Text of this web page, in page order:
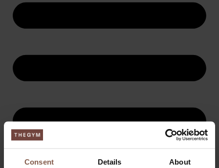
Consent Details About